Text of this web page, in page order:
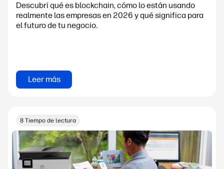
Descubrí qué es blockchain, cómo lo están usando
realmente las empresas en 2026 y qué significa para
el futuro de tu negocio.
Leer más
8 Tiempo de lectura